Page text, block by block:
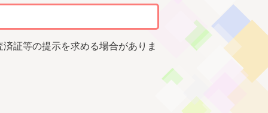
証等の提示を求める場合がありま